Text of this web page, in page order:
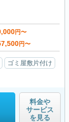
円〜
円〜
ゴミ屋敷片付け
料金や
サービス
を見る